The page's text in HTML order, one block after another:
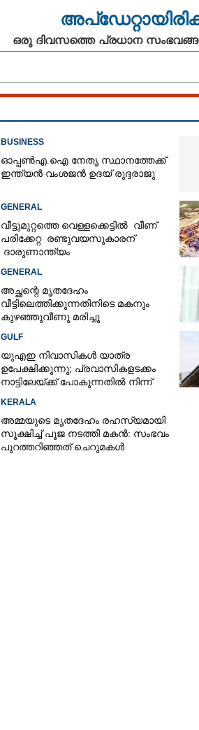
ഒരു ദിവസത്തെ പ്രധാന
BUSINESS
ഓപ്പൺഎ.ഐ നേതൃ സ്ഥാനത്തേക്ക്
ഇന്ത്യൻ വംശജൻ ഉദയ് രുദ്ദരാജു
GENERAL
വീട്ടുമുറ്റത്തെ വെള്ളക്കെട്ടിൽ വീണ്
പരിക്കേറ്റ രണ്ടുവയസുകാരന്
ദാരുണാന്ത്യം
GENERAL
അച്ഛന്റെ മൃതദേഹം
വീട്ടിലെത്തിക്കുന്നതിനിടെ മകനും
കുഴഞ്ഞുവീണു മരിച്ചു
GULF
യുഎഇ നിവാസികൾ യാത്ര
ഉപേക്ഷിക്കുന്നു; പ്രവാസികളടക്കം
നാട്ടിലേയ്ക്ക് പോകുന്നതിൽ നിന്ന്
KERALA
അമ്മയുടെ മൃതദേഹം രഹസ്യമായി
സൂക്ഷിച്ച് പൂജ നടത്തി മകൻ: സംഭവം
പുറത്തറി‌ഞ്ഞത് ചെറുമകൾ